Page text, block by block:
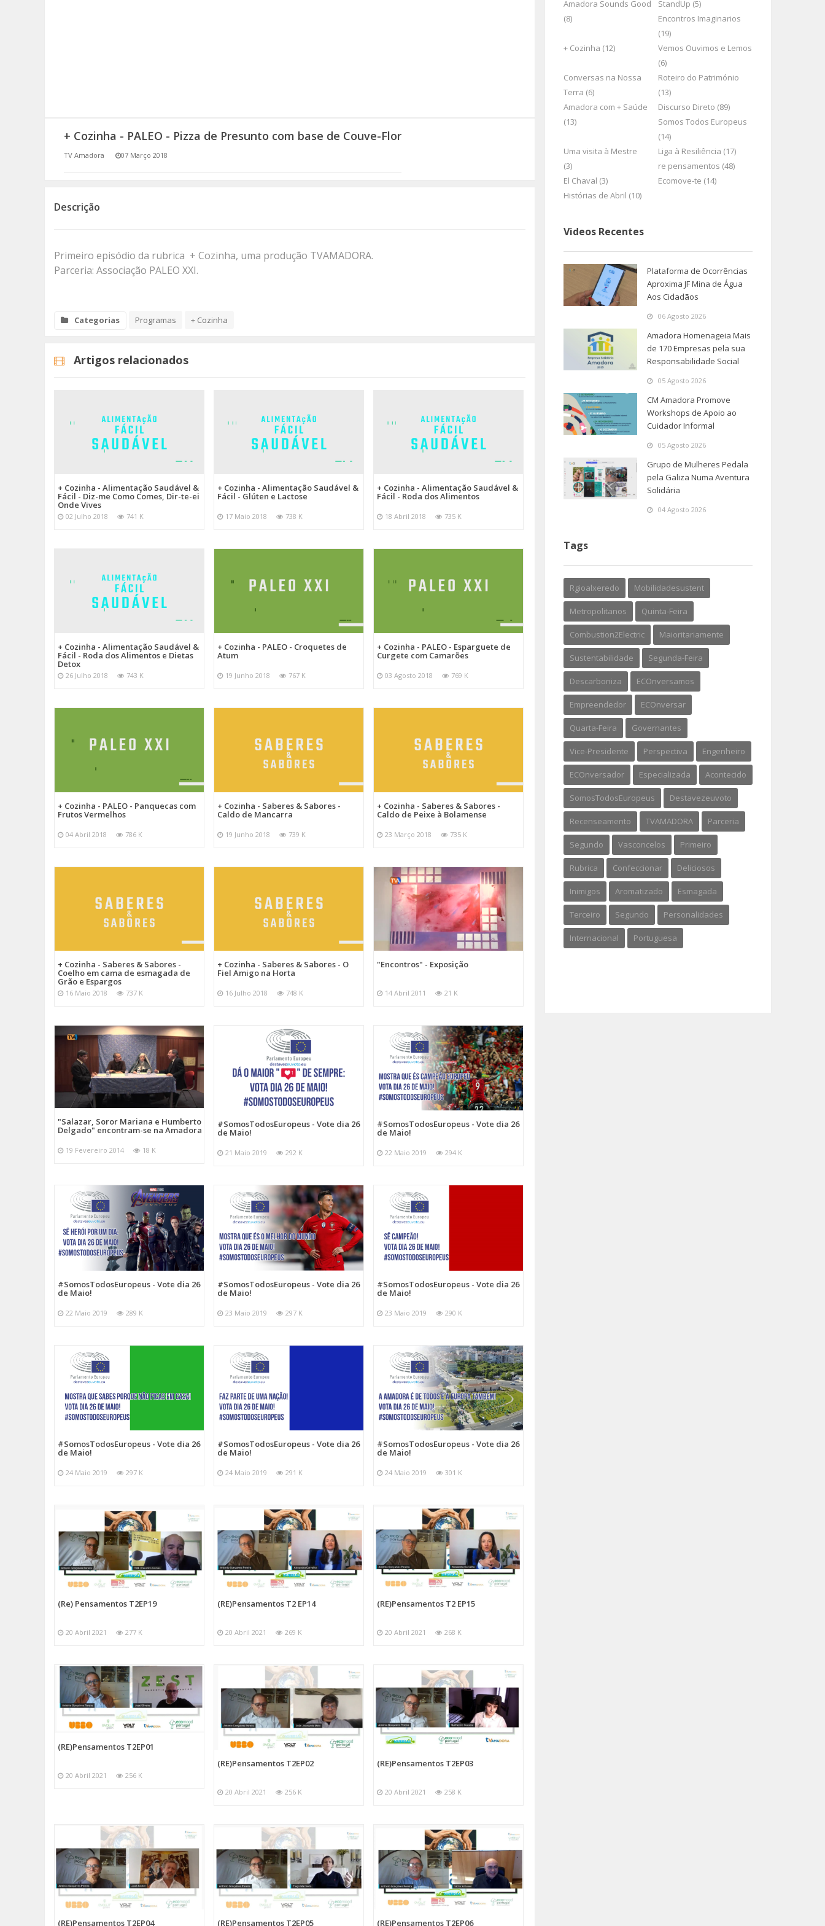
(RE) PENSAMENTOS
+ Cozinha - PALEO - Pizza de Presunto com base de Couve-Flor
TV Amadora 07 Março 2018
Descrição
Primeiro episódio da rubrica + Cozinha, uma produção TVAMADORA.
Parceria: Associação PALEO XXI.
Categorias Programas + Cozinha
Artigos relacionados
+ Cozinha - Alimentação Saudável &
Fácil - Diz-me Como Comes, Dir-te-ei
Onde Vives
02 Julho 2018 741 K
+ Cozinha - Alimentação Saudável &
Fácil - Glúten e Lactose
17 Maio 2018 738 K
+ Cozinha - Alimentação Saudável &
Fácil - Roda dos Alimentos
18 Abril 2018 735 K
+ Cozinha - Alimentação Saudável &
Fácil - Roda dos Alimentos e Dietas
Detox
26 Julho 2018 743 K
+ Cozinha - PALEO - Croquetes de
Atum
19 Junho 2018 767 K
+ Cozinha - PALEO - Esparguete de
Curgete com Camarões
03 Agosto 2018 769 K
+ Cozinha - PALEO - Panquecas com
Frutos Vermelhos
04 Abril 2018 786 K
+ Cozinha - Saberes & Sabores -
Caldo de Mancarra
19 Junho 2018 739 K
+ Cozinha - Saberes & Sabores -
Caldo de Peixe à Bolamense
23 Março 2018 735 K
+ Cozinha - Saberes & Sabores -
Coelho em cama de esmagada de
Grão e Espargos
16 Maio 2018 737 K
+ Cozinha - Saberes & Sabores - O
Fiel Amigo na Horta
16 Julho 2018 748 K
"Encontros" - Exposição
14 Abril 2011 21 K
"Salazar, Soror Mariana e Humberto
Delgado" encontram-se na Amadora
19 Fevereiro 2014 18 K
#SomosTodosEuropeus - Vote dia 26
de Maio!
21 Maio 2019 292 K
#SomosTodosEuropeus - Vote dia 26
de Maio!
22 Maio 2019 294 K
#SomosTodosEuropeus - Vote dia 26
de Maio!
22 Maio 2019 289 K
#SomosTodosEuropeus - Vote dia 26
de Maio!
23 Maio 2019 297 K
#SomosTodosEuropeus - Vote dia 26
de Maio!
23 Maio 2019 290 K
#SomosTodosEuropeus - Vote dia 26
de Maio!
24 Maio 2019 297 K
#SomosTodosEuropeus - Vote dia 26
de Maio!
24 Maio 2019 291 K
#SomosTodosEuropeus - Vote dia 26
de Maio!
24 Maio 2019 301 K
(Re) Pensamentos T2EP19
20 Abril 2021 277 K
(RE)Pensamentos T2 EP14
20 Abril 2021 269 K
(RE)Pensamentos T2 EP15
20 Abril 2021 268 K
(RE)Pensamentos T2EP01
20 Abril 2021 256 K
(RE)Pensamentos T2EP02
20 Abril 2021 256 K
(RE)Pensamentos T2EP03
20 Abril 2021 258 K
(RE)Pensamentos T2EP04 (RE)Pensamentos T2EP05 (RE)Pensamentos T2EP06
Amadora Sounds Good
(8)
StandUp (5)
Encontros Imaginarios
(19)
+ Cozinha (12)
Vemos Ouvimos e Lemos
(6)
Conversas na Nossa
Terra (6)
Roteiro do Património
(13)
Amadora com + Saúde
(13)
Discurso Direto (89)
Somos Todos Europeus
(14)
Uma visita à Mestre
(3)
Liga à Resiliência (17)
re pensamentos (48)
El Chaval (3)
Ecomove-te (14)
Histórias de Abril (10)
Videos Recentes
Plataforma de Ocorrências
Aproxima JF Mina de Água
Aos Cidadãos
06 Agosto 2026
Amadora Homenageia Mais
de 170 Empresas pela sua
Responsabilidade Social
05 Agosto 2026
CM Amadora Promove
Workshops de Apoio ao
Cuidador Informal
05 Agosto 2026
Grupo de Mulheres Pedala
pela Galiza Numa Aventura
Solidária
04 Agosto 2026
Tags
Rgioalxeredo Mobilidadesustent
Metropolitanos Quinta-Feira
Combustion2Electric Maioritariamente
Sustentabilidade Segunda-Feira
Descarboniza ECOnversamos
Empreendedor ECOnversar
Quarta-Feira Governantes
Vice-Presidente Perspectiva Engenheiro
ECOnversador Especializada Acontecido
SomosTodosEuropeus Destavezeuvoto
Recenseamento TVAMADORA Parceria
Segundo Vasconcelos Primeiro
Rubrica Confeccionar Deliciosos
Inimigos Aromatizado Esmagada
Terceiro Segundo Personalidades
Internacional Portuguesa